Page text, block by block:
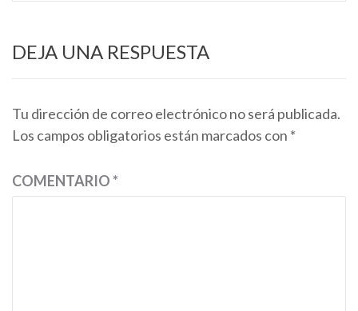
DEJA UNA RESPUESTA
Tu dirección de correo electrónico no será publicada.
Los campos obligatorios están marcados con *
COMENTARIO*